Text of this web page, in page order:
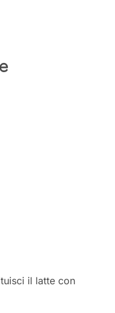
il latte con